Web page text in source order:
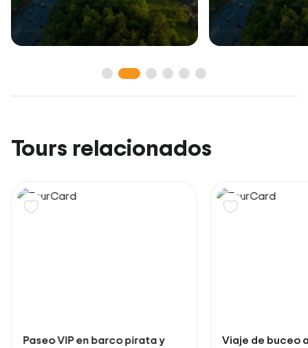
Tours relacionados
Paseo VIP en barco pirata y
Viaje de buceo